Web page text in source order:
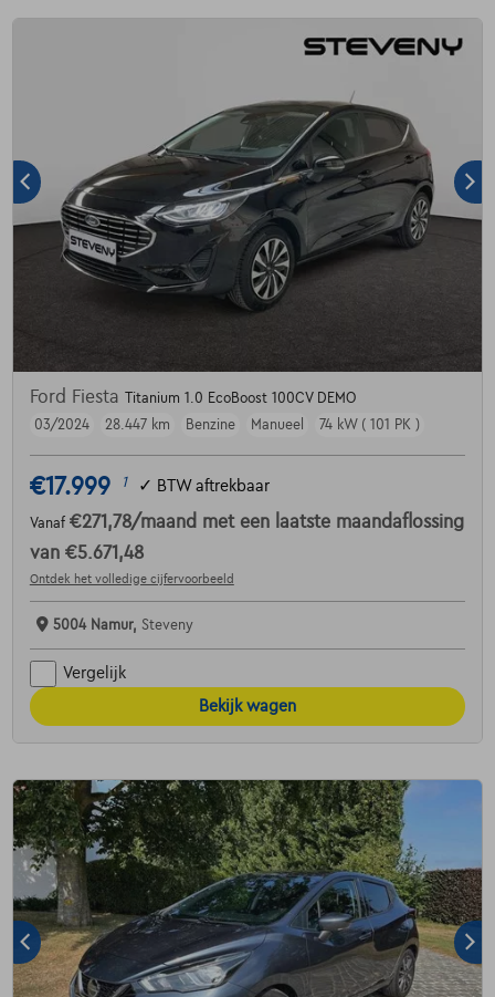
Ford Fiesta Titanium 1.0 EcoBoost 100CV DEMO
03/2024
28.447 km Benzine Manueel 74 kW ( 101 PK )
€17.999 1 ✓ BTW aftrekbaar
Vanaf €271,78/maand met een laatste maandaflossing
van €5.671,48
Ontdek het volledige cijfervoorbeeld
5004 Namur, Steveny
Vergelijk
Bekijk wagen